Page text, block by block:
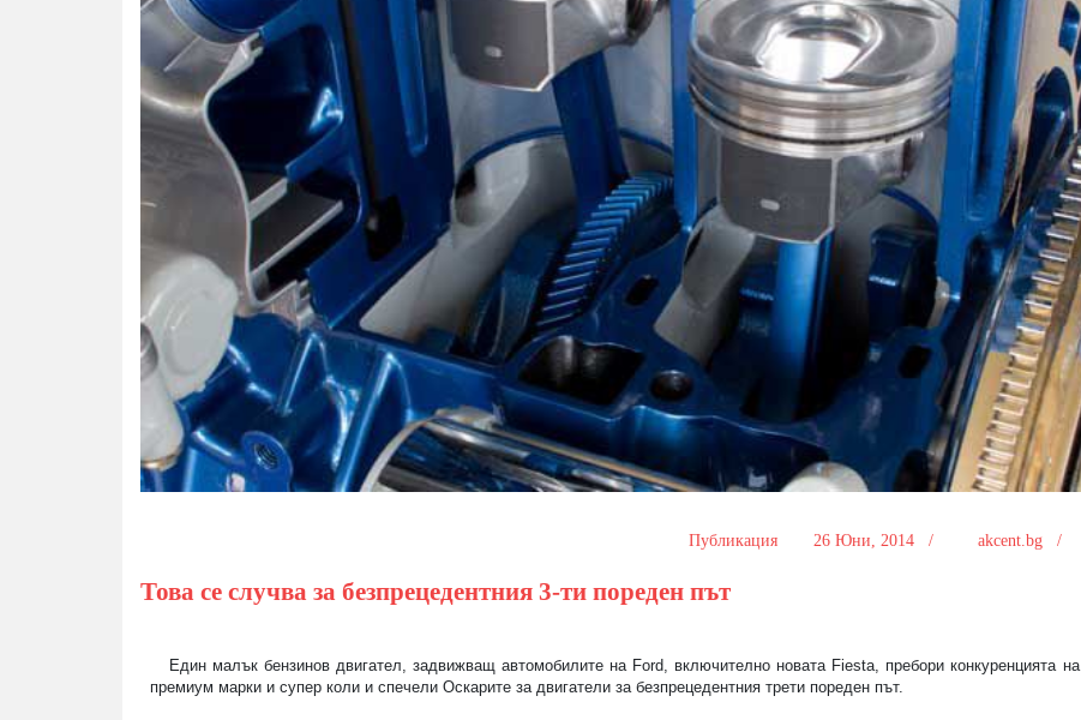
Публикация 26 Юни, 2014 / akcent.bg /
Това се случва за безпрецедентния 3-ти пореден път
Един малък бензинов двигател, задвижващ автомобилите на Ford, включително новата Fiesta, пребори конкуренцията на
премиум марки и супер коли и спечели Оскарите за двигатели за безпрецедентния трети пореден път.